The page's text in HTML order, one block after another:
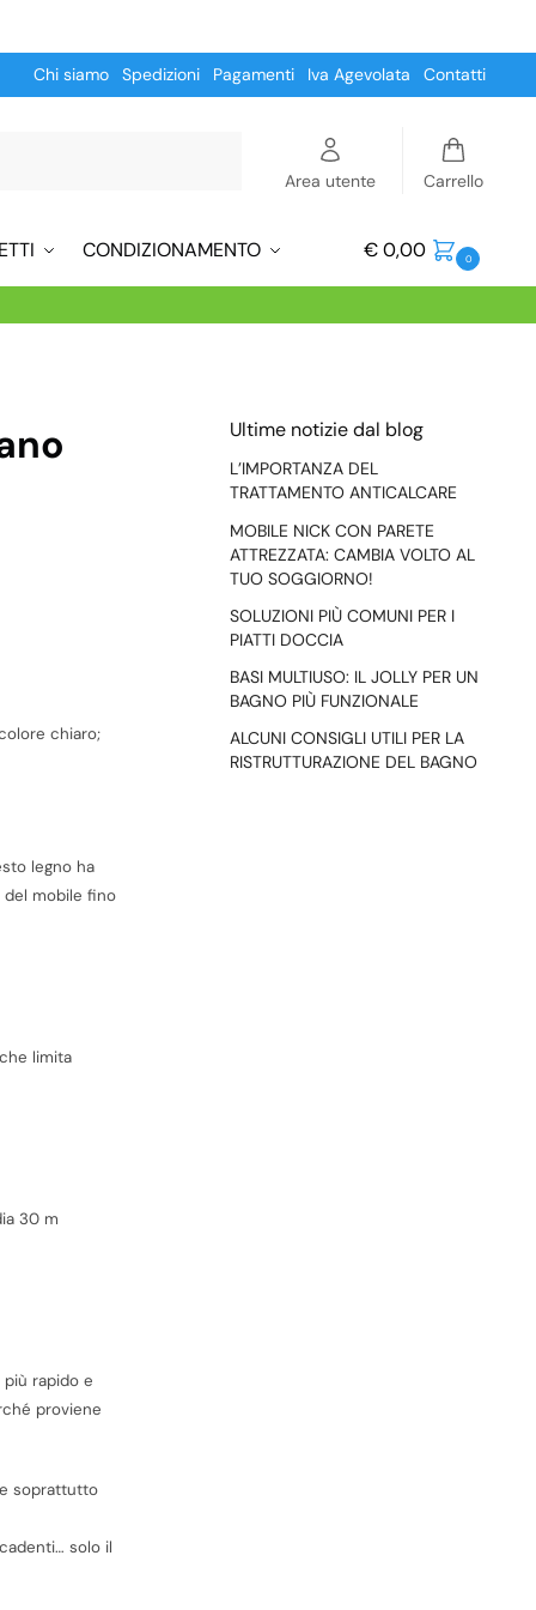
Chi siamo Spedizioni Pagamenti Iva Agevolata Contatti
Area utente Carrello
CONDIZIONAMENTO €0,00 0
chiaro;
legno ha
del mobile fino
limita
30 m
rapido e
proviene
soprattutto
solo il
Ultime notizie dal blog
L’IMPORTANZA DEL
TRATTAMENTO ANTICALCARE
MOBILE NICK CON PARETE
ATTREZZATA: CAMBIA VOLTO AL
TUO SOGGIORNO!
SOLUZIONI PIÙ COMUNI PER I
PIATTI DOCCIA
BASI MULTIUSO: IL JOLLY PER UN
BAGNO PIÙ FUNZIONALE
ALCUNI CONSIGLI UTILI PER LA
RISTRUTTURAZIONE DEL BAGNO